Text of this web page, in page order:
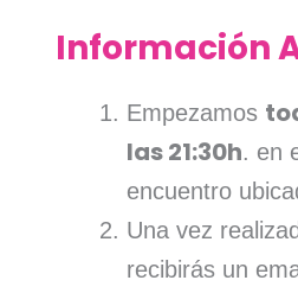
Información
Empezamos
las 21:30h. en
encuentro
Una vez
recibirás un